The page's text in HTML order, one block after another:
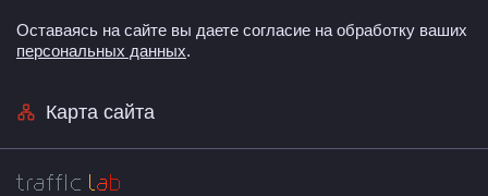
Оставаясь на сайте вы даете согласие на обработку ваших
персональных данных.
Карта сайта